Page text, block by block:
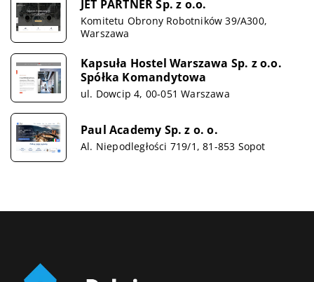
JET PARTNER Sp. z o.o.
Komitetu Obrony Robotników 39/A300,
Warszawa
Kapsuła Hostel Warszawa Sp. z o.o.
Spółka Komandytowa
ul. Dowcip 4, 00-051 Warszawa
Paul Academy Sp. z o. o.
Al. Niepodległości 719/1, 81-853 Sopot